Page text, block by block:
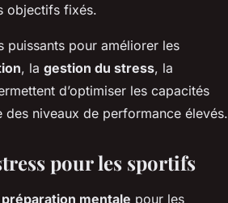
objectifs fixés.
puissants pour améliorer les
, la gestion du stress, la
d’optimiser les capacités
niveaux de performance élevés.
pour les sportifs
préparation mentale pour les